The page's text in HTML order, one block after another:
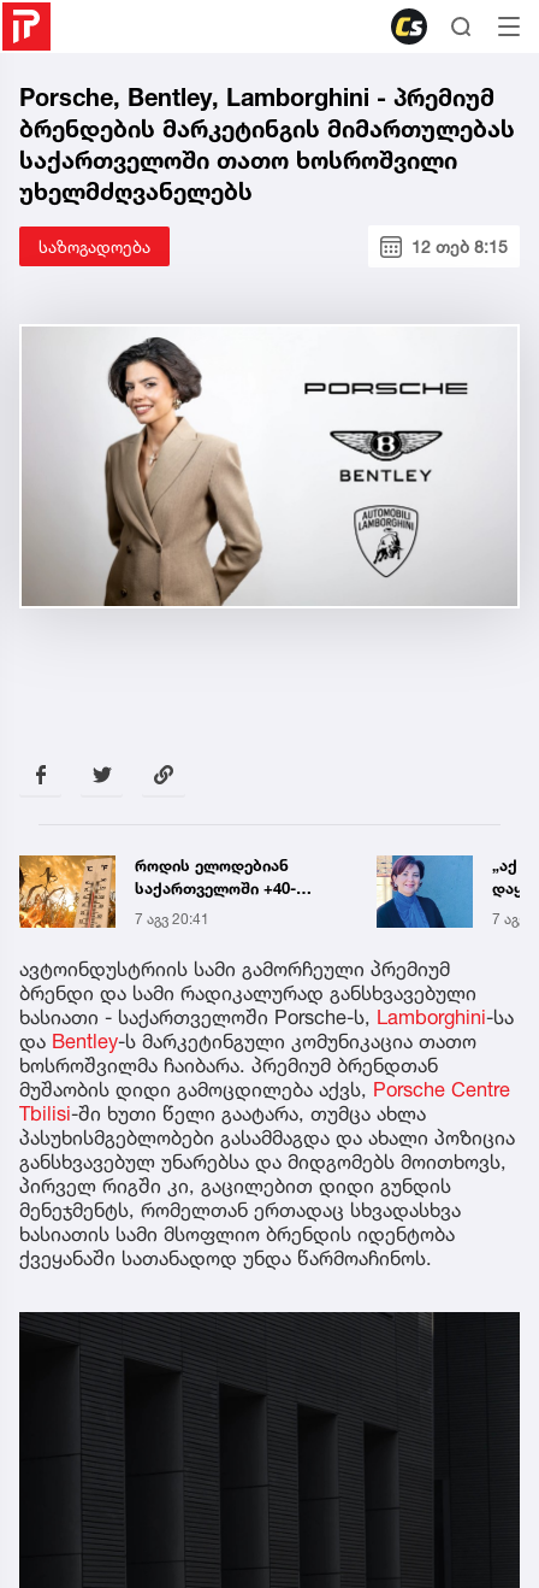
Porsche, Bentley, Lamborghini - პრემიუმ
ბრენდების მარკეტინგის მიმართულებას
საქართველოში თათო ხოსროშვილი
უხელმძღვანელებს
საზოგადოება 12 თებ 8:15
„აქ არ შეიძლება
დაყოვნება... ეს
დაავადება ყალიბდება 72
საათში“ - ექიმის
საგანგებო გაფრთხილება
7 აგვ 19:40
რა
7 აგვ
ავტოინდუსტრიის სამი გამორჩეული პრემიუმ
ბრენდი და სამი რადიკალურად განსხვავებული
ხასიათი - საქართველოში Porsche-ს, Lamborghini-სა
და Bentley-ს მარკეტინგული კომუნიკაცია თათო
ხოსროშვილმა ჩაიბარა. პრემიუმ ბრენდთან
მუშაობის დიდი გამოცდილება აქვს, Porsche Centre
Tbilisi-ში ხუთი წელი გაატარა, თუმცა ახლა
პასუხისმგებლობები გასამმაგდა და ახალი პოზიცია
განსხვავებულ უნარებსა და მიდგომებს მოითხოვს,
პირველ რიგში კი, გაცილებით დიდი გუნდის
მენეჯმენტს, რომელთან ერთადაც სხვადასხვა
ხასიათის სამი მსოფლიო ბრენდის იდენტობა
ქვეყანაში სათანადოდ უნდა წარმოაჩინოს.